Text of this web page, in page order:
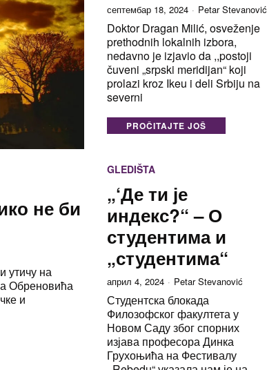
не би
утичу на
Обреновића
и
септембар 18, 2024 Petar Stevanović
Doktor Dragan Milić, osveženje
prethodnih lokalnih izbora,
nedavno je izjavio da ,,postoji
čuveni „srpski meridijan“ koji
prolazi kroz Ikeu i deli Srbiju na
severni
PROČITAJTE JOŠ
GLEDIŠTA
„‘Де ти је
индекс?“ – О
студентима и
„студентима“
април 4, 2024 Petar Stevanović
Студентска блокада
Филозофског факултета у
Новом Саду због спорних
изјава професора Динка
Грухоњића на Фестивалу